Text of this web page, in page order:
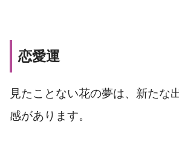
恋愛運
見たことない花の夢は、新たな
感があります。